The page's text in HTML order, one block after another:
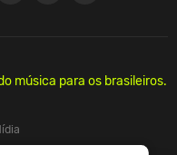
música para os brasileiros.